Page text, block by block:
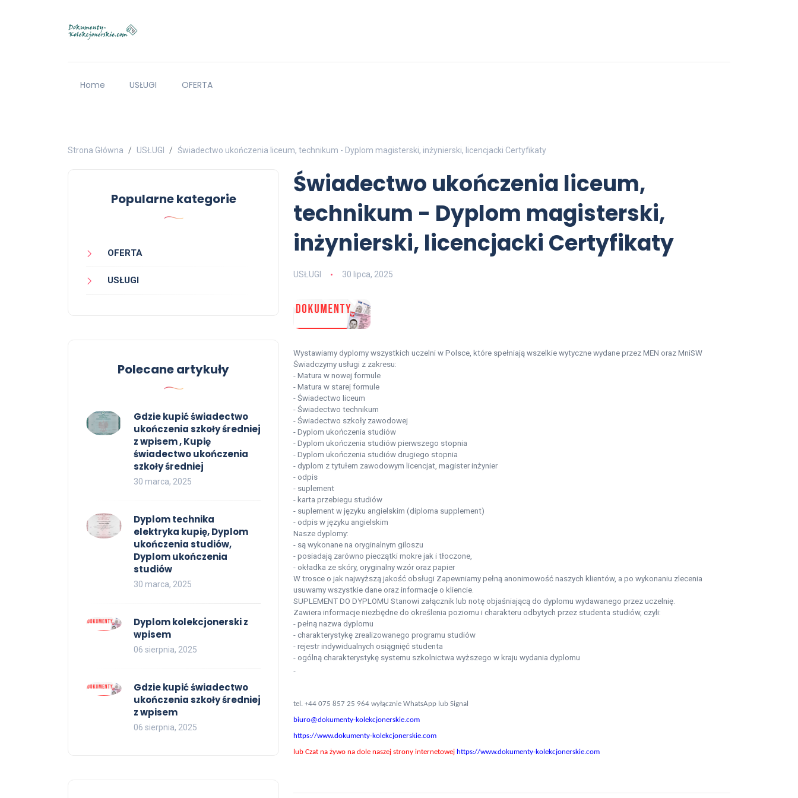
Home USŁUGI OFERTA
Strona Główna USŁUGI Świadectwo ukończenia liceum, technikum - Dyplom magisterski, inżynierski, licencjacki Certyfikaty
Świadectwo ukończenia liceum,
technikum - Dyplom magisterski,
inżynierski, licencjacki Certyfikaty
USŁUGI 30 lipca, 2025
Wystawiamy dyplomy wszystkich uczelni w Polsce, które spełniają wszelkie wytyczne wydane przez MEN oraz MniSW
Świadczymy usługi z zakresu:
- Matura w nowej formule
- Matura w starej formule
- Świadectwo liceum
- Świadectwo technikum
- Świadectwo szkoły zawodowej
- Dyplom ukończenia studiów
- Dyplom ukończenia studiów pierwszego stopnia
- Dyplom ukończenia studiów drugiego stopnia
- dyplom z tytułem zawodowym licencjat, magister inżynier
- odpis
- suplement
- karta przebiegu studiów
- suplement w języku angielskim (diploma supplement)
- odpis w języku angielskim
Nasze dyplomy:
- są wykonane na oryginalnym giloszu
- posiadają zarówno pieczątki mokre jak i tłoczone,
- okładka ze skóry, oryginalny wzór oraz papier
W trosce o jak najwyższą jakość obsługi Zapewniamy pełną anonimowość naszych klientów, a po wykonaniu zlecenia
usuwamy wszystkie dane oraz informacje o kliencie.
SUPLEMENT DO DYPLOMU Stanowi załącznik lub notę objaśniającą do dyplomu wydawanego przez uczelnię.
Zawiera informacje niezbędne do określenia poziomu i charakteru odbytych przez studenta studiów, czyli:
- pełną nazwa dyplomu
- charakterystykę zrealizowanego programu studiów
- rejestr indywidualnych osiągnięć studenta
- ogólną charakterystykę systemu szkolnictwa wyższego w kraju wydania dyplomu
-
tel. +44 075 857 25 964 wyłącznie WhatsApp lub Signal
biuro@dokumenty-kolekcjonerskie.com
https://www.dokumenty-kolekcjonerskie.com
lub Czat na żywo na dole naszej strony internetowej https://www.dokumenty-kolekcjonerskie.com
Popularne kategorie
OFERTA
USŁUGI
Polecane artykuły
Gdzie kupić świadectwo
ukończenia szkoły średniej
z wpisem , Kupię
świadectwo ukończenia
szkoły średniej
30 marca, 2025
Dyplom technika
elektryka kupię, Dyplom
ukończenia studiów,
Dyplom ukończenia
studiów
30 marca, 2025
Dyplom kolekcjonerski z
wpisem
06 sierpnia, 2025
Gdzie kupić świadectwo
ukończenia szkoły średniej
z wpisem
06 sierpnia, 2025